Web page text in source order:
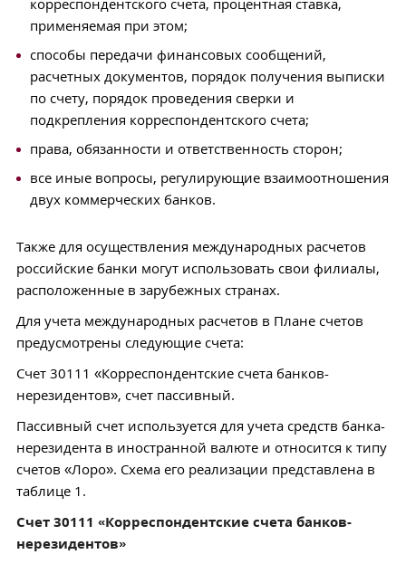
корреспондентского счета, процентная ставка,
применяемая при этом;
способы передачи финансовых сообщений,
расчетных документов, порядок получения выписки
по счету, порядок проведения сверки и
подкрепления корреспондентского счета;
права, обязанности и ответственность сторон;
все иные вопросы, регулирующие взаимоотношения
двух коммерческих банков.
Также для осуществления международных расчетов
российские банки могут использовать свои филиалы,
расположенные в зарубежных странах.
Для учета международных расчетов в Плане счетов
предусмотрены следующие счета:
Счет 30111 «Корреспондентские счета банков-
нерезидентов», счет пассивный.
Пассивный счет используется для учета средств банка-
нерезидента в иностранной валюте и относится к типу
счетов «Лоро». Схема его реализации представлена в
таблице 1.
Счет 30111 «Корреспондентские счета банков-
нерезидентов»